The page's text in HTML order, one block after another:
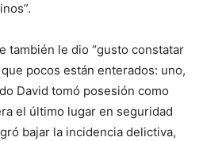
también le dio “gusto constatar
pocos están enterados: uno,
David tomó posesión como
el último lugar en seguridad
bajar la incidencia delictiva,